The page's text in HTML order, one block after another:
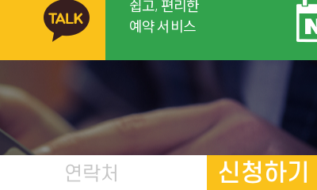
쉽고, 편리한
예약 서비스
신청하기